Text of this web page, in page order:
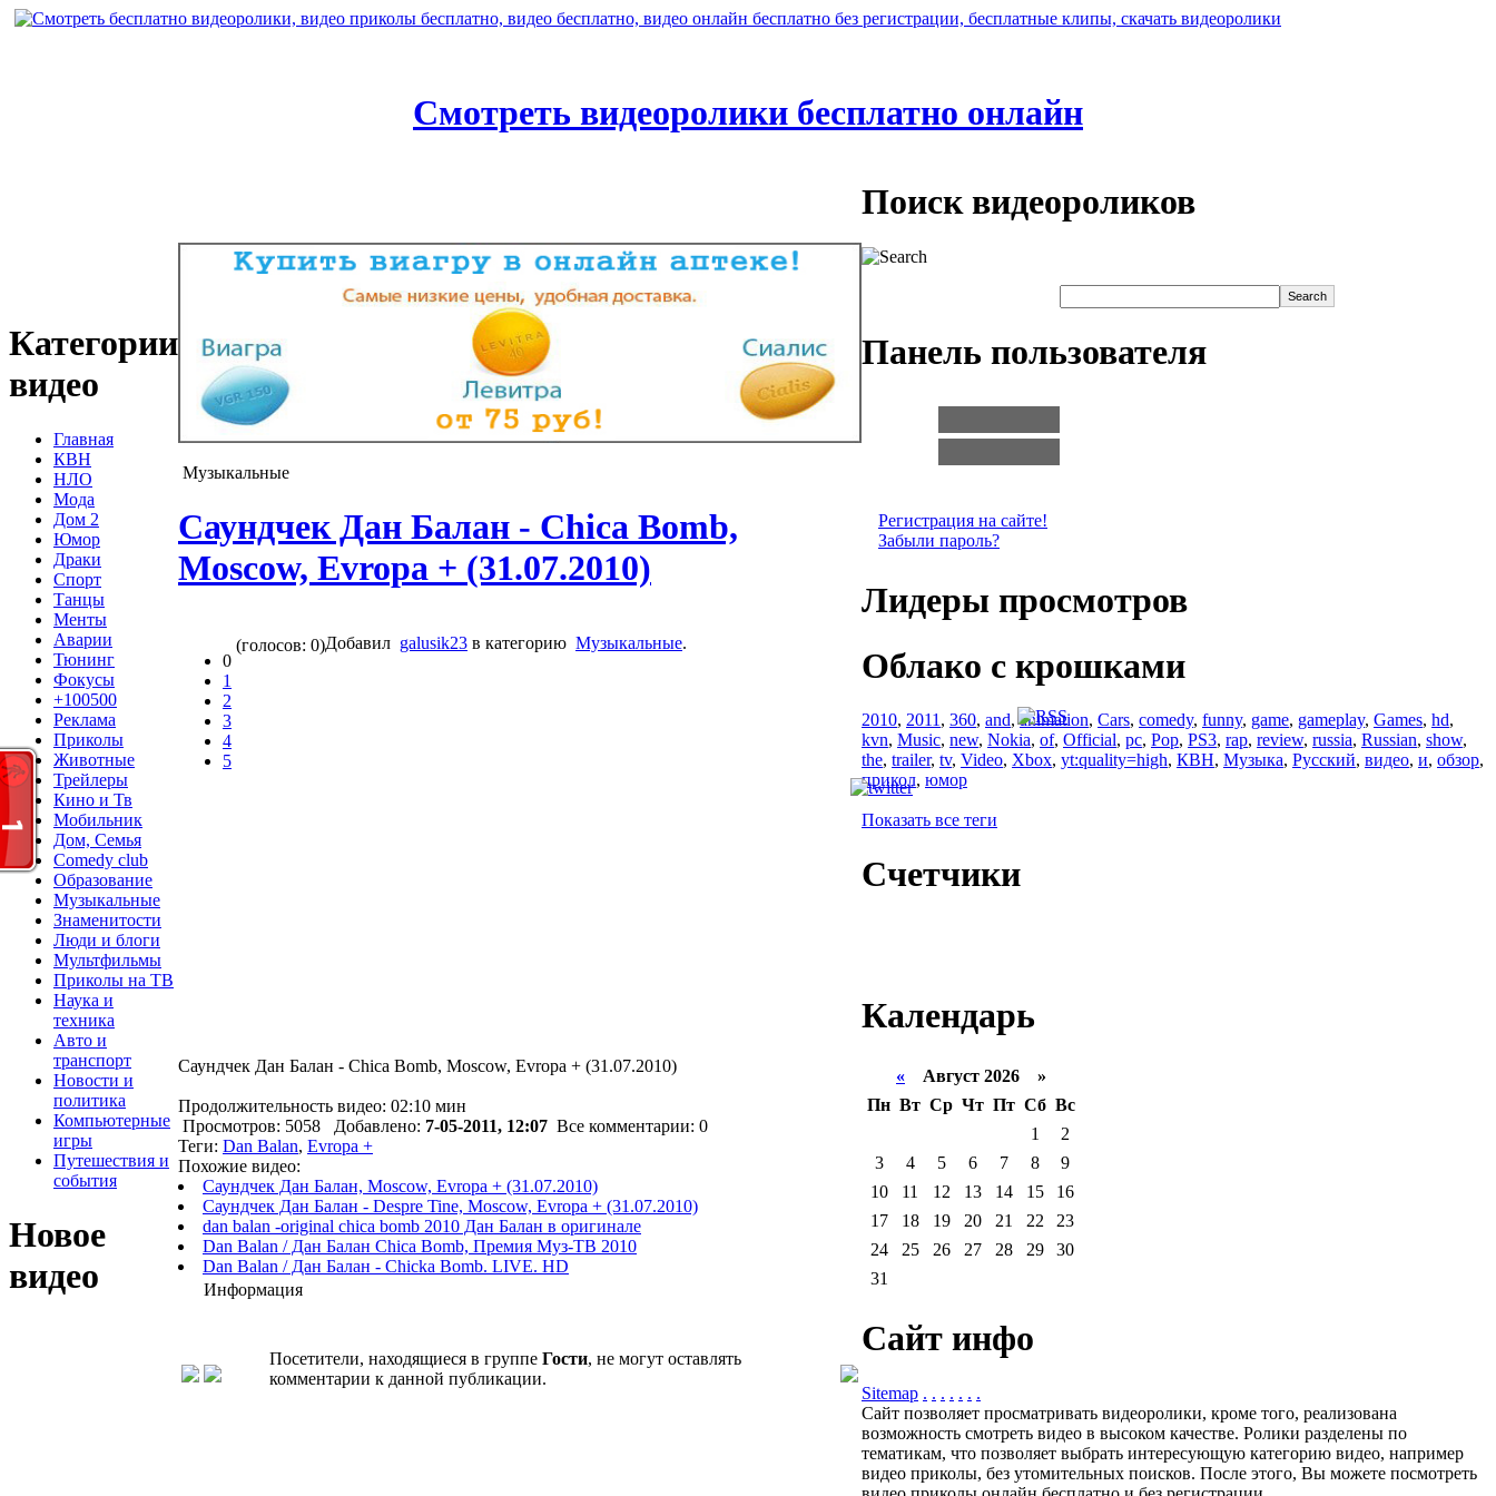
Смотреть видеоролики бесплатно онлайн
Категории
видео
Главная
КВН
НЛО
Мода
Дом 2
Юмор
Драки
Спорт
Танцы
Менты
Аварии
Тюнинг
Фокусы
+100500
Реклама
Приколы
Животные
Трейлеры
Кино и Тв
Мобильник
Дом, Семья
Comedy club
Образование
Музыкальные
Знаменитости
Люди и блоги
Мультфильмы
Приколы на ТВ
Наука и
техника
Авто и
транспорт
Новости и
политика
Компьютерные
игры
Путешествия и
события
Новое
видео
Музыкальные
Саундчек Дан Балан - Chica Bomb,
Moscow, Evropa + (31.07.2010)
0
1
2
3
4
5
(голосов: 0)Добавил galusik23 в категорию Музыкальные.
Саундчек Дан Балан - Chica Bomb, Moscow, Evropa + (31.07.2010)
Продолжительность видео: 02:10 мин
Просмотров: 5058 Добавлено: 7-05-2011, 12:07 Все комментарии: 0
Теги: Dan Balan, Evropa +
Похожие видео:
Саундчек Дан Балан, Moscow, Evropa + (31.07.2010)
Саундчек Дан Балан - Despre Tine, Moscow, Evropa + (31.07.2010)
dan balan -original chica bomb 2010 Дан Балан в оригинале
Dan Balan / Дан Балан Chica Bomb, Премия Муз-ТВ 2010
Dan Balan / Дан Балан - Chicka Bomb. LIVE. HD
Информация
Посетители, находящиеся в группе Гости, не могут оставлять
комментарии к данной публикации.
Поиск видеороликов
Панель пользователя
Регистрация на сайте!
Забыли пароль?
Лидеры просмотров
Облако с крошками
2010, 2011 , 360, and,animation, Cars, comedy, funny, game, gameplay, Games, hd,
kvn, Music, new, Nokia, of, Official, pc, Pop, PS3, rap, review, russia, Russian, show,
the, trailer, tv, Video, Xbox, yt:quality=high, КВН, Музыка, Русский, видео, и, обзор,
прикол, юмор
Показать все теги
Счетчики
Календарь
« Август 2026 »
Пн Вт Ср Чт Пт Сб Вс
1
2
3
4 5 6 7 8
9
10
11 12 13 14 15
16
17
18 19 20 21 22
23
24
25 26 27 28 29
30
31
Сайт инфо
Sitemap . . . . . . .
Сайт позволяет просматривать видеоролики, кроме того, реализована
возможность смотреть видео в высоком качестве. Ролики разделены по
тематикам, что позволяет выбрать интересующую категорию видео, например
видео приколы, без утомительных поисков. После этого, Вы можете посмотреть